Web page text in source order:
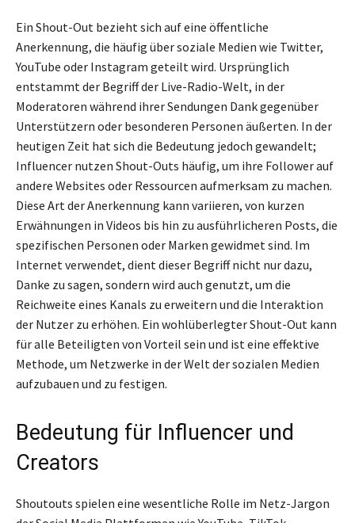
Ein Shout-Out bezieht sich auf eine öffentliche
Anerkennung, die häufig über soziale Medien wie Twitter,
YouTube oder Instagram geteilt wird. Ursprünglich
entstammt der Begriff der Live-Radio-Welt, in der
Moderatoren während ihrer Sendungen Dank gegenüber
Unterstützern oder besonderen Personen äußerten. In der
heutigen Zeit hat sich die Bedeutung jedoch gewandelt;
Influencer nutzen Shout-Outs häufig, um ihre Follower auf
andere Websites oder Ressourcen aufmerksam zu machen.
Diese Art der Anerkennung kann variieren, von kurzen
Erwähnungen in Videos bis hin zu ausführlicheren Posts, die
spezifischen Personen oder Marken gewidmet sind. Im
Internet verwendet, dient dieser Begriff nicht nur dazu,
Danke zu sagen, sondern wird auch genutzt, um die
Reichweite eines Kanals zu erweitern und die Interaktion
der Nutzer zu erhöhen. Ein wohlüberlegter Shout-Out kann
für alle Beteiligten von Vorteil sein und ist eine effektive
Methode, um Netzwerke in der Welt der sozialen Medien
aufzubauen und zu festigen.
Bedeutung für Influencer und
Creators
Shoutouts spielen eine wesentliche Rolle im Netz-Jargon